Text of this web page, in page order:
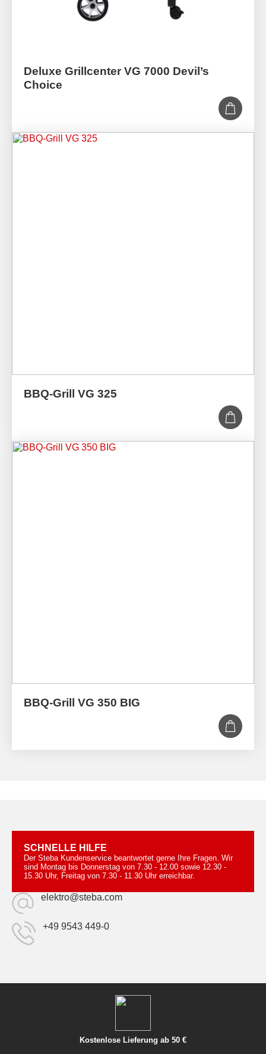
Deluxe Grillcenter VG 7000 Devil’s
Choice
BBQ-Grill VG 325
BBQ-Grill VG 350 BIG
SCHNELLE HILFE
Der Steba Kundenservice beantwortet gerne Ihre Fragen. Wir
sind Montag bis Donnerstag von 7.30 - 12.00 sowie 12.30 -
15.30 Uhr, Freitag von 7.30 - 11.30 Uhr erreichbar.
elektro@steba.com
+49 9543 449-0
Kostenlose Lieferung ab 50 €